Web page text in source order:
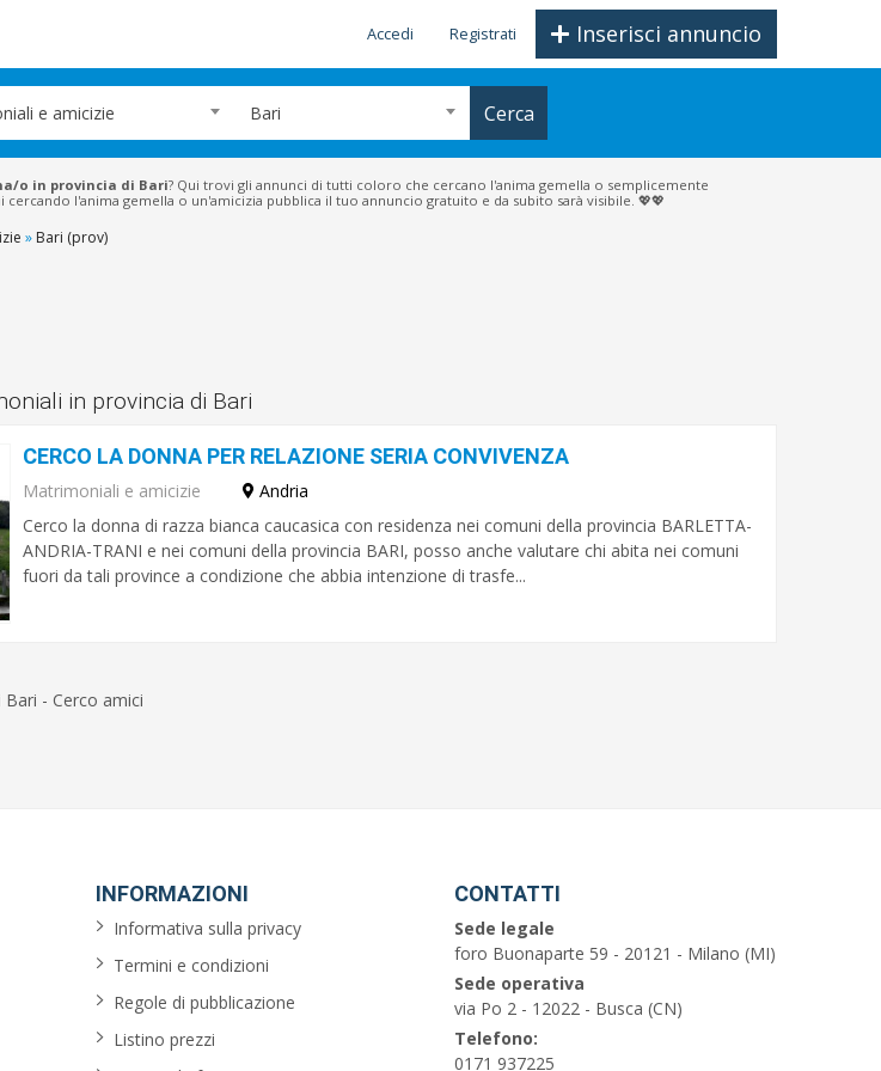
Inserisci annuncio
Accedi Registrati
e amicizie Bari Cerca
o in provincia di Bari? Qui trovi gli annunci di tutti coloro che cercano l'anima gemella o semplicemente
l'anima gemella o un'amicizia pubblica il tuo annuncio gratuito e da subito sarà visibile. 💖💖
» Bari (prov)
in provincia di Bari
CERCO LA DONNA PER RELAZIONE SERIA CONVIVENZA
Matrimoniali e amicizie
Andria
Cerco la donna di razza bianca caucasica con residenza nei comuni della provincia BARLETTA-
ANDRIA-TRANI e nei comuni della provincia BARI, posso anche valutare chi abita nei comuni
fuori da tali province a condizione che abbia intenzione di trasfe...
- Cerco amici
INFORMAZIONI
Informativa sulla privacy
Termini e condizioni
Regole di pubblicazione
Listino prezzi
CONTATTI
Sede legale
foro Buonaparte 59 - 20121 - Milano (MI)
Sede operativa
via Po 2 - 12022 - Busca (CN)
Telefono:
0171 937225